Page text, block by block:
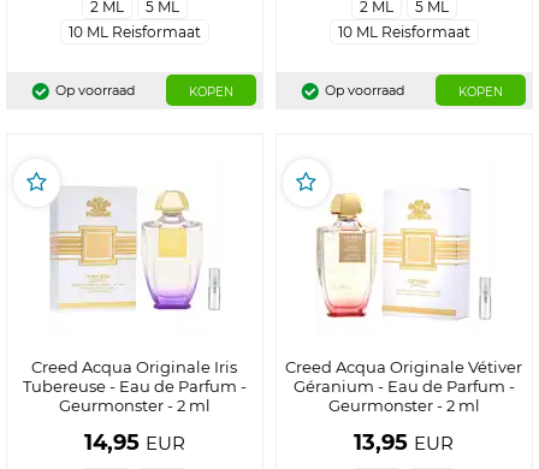
2 ML
5 ML
10 ML Reisformaat
Op voorraad KOPEN
2 ML
5 ML
10 ML Reisformaat
Op voorraad KOPEN
Creed Acqua Originale Iris
Tubereuse - Eau de Parfum -
Geurmonster - 2 ml
14,95 EUR
Creed Acqua Originale Vétiver
Géranium - Eau de Parfum -
Geurmonster - 2 ml
13,95 EUR